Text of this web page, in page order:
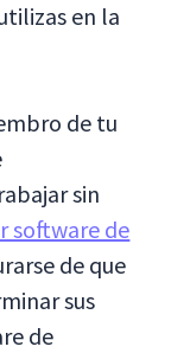
en la
de tu
sin
software de
de que
sus
de